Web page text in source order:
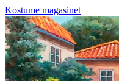
Kostume magasinet